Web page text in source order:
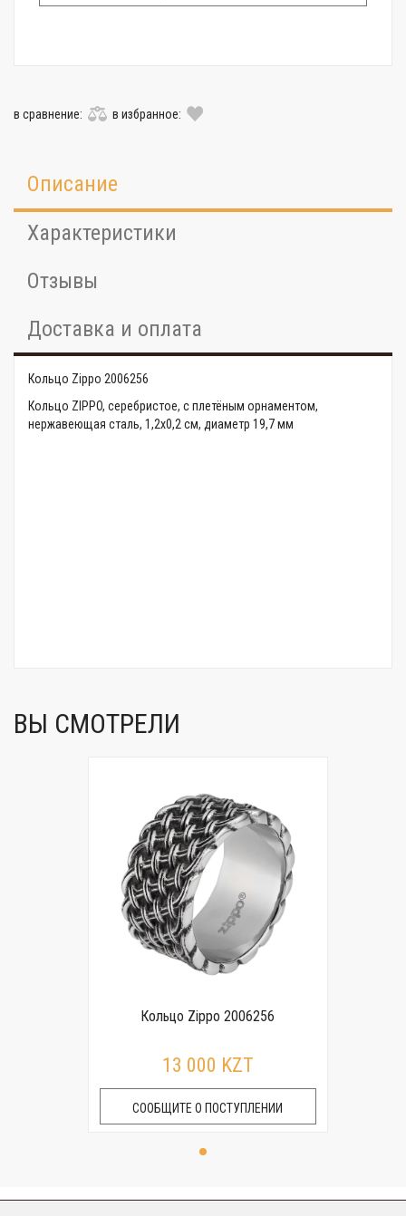
в сравнение: в избранное:
Описание
Характеристики
Отзывы
Доставка и оплата
Кольцо Zippo 2006256
Кольцо ZIPPO, серебристое, с плетёным орнаментом,
нержавеющая сталь, 1,2x0,2 см, диаметр 19,7 мм
ВЫ СМОТРЕЛИ
Кольцо Zippo 2006256
13 000 KZT
СООБЩИТЕ О ПОСТУПЛЕНИИ